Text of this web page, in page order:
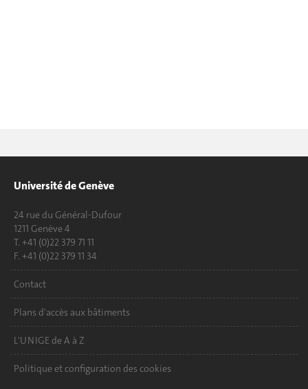
Université de Genève
24 rue du Général-Dufour
1211 Genève 4
T. +41 (0)22 379 71 11
F. +41 (0)22 379 11 34
Contact
Plans d'accès aux bâtiments
L'UNIGE de A à Z
Politique et configuration des cookies